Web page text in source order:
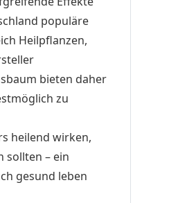
populäre
Heilpflanzen,
bieten daher
zu
heilend wirken,
sollten – ein
gesund leben